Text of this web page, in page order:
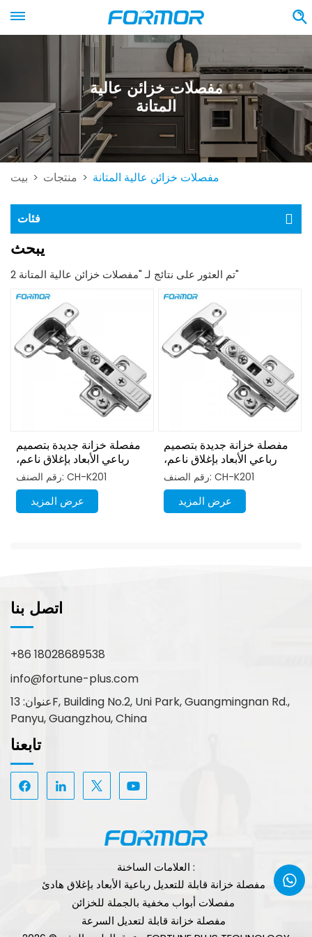
مفصلات خزائن عالية
المتانة
بيت > منتجات > مفصلات خزائن عالية المتانة
فئات
يبحث
2 تم العثور على نتائج لـ "مفصلات خزائن عالية المتانة"
مفصلة خزانة جديدة بتصميم
رباعي الأبعاد بإغلاق ناعم،
قابلة للتركيب في اتجاهين
رقم الصنف: CH-K201
عرض المزيد
مفصلة خزانة جديدة بتصميم
رباعي الأبعاد بإغلاق ناعم،
قابلة للتركيب في اتجاهين
رقم الصنف: CH-K201
عرض المزيد
اتصل بنا
+86 18028689538
info@fortune-plus.com
عنوان: 13F, Building No.2, Uni Park, Guangmingnan Rd.,
Panyu, Guangzhou, China
تابعنا
العلامات الساخنة :
مفصلة خزانة قابلة للتعديل رباعية الأبعاد بإغلاق هادئ
مفصلات أبواب مخفية بالجملة للخزائن
مفصلة خزانة قابلة لتعديل السرعة